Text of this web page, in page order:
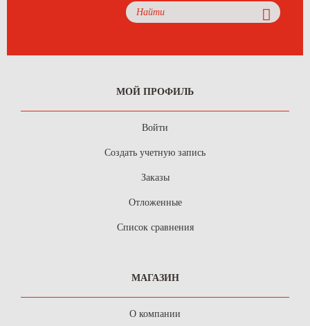
МОЙ ПРОФИЛЬ
Войти
Создать учетную запись
Заказы
Отложенные
Список сравнения
МАГАЗИН
О компании